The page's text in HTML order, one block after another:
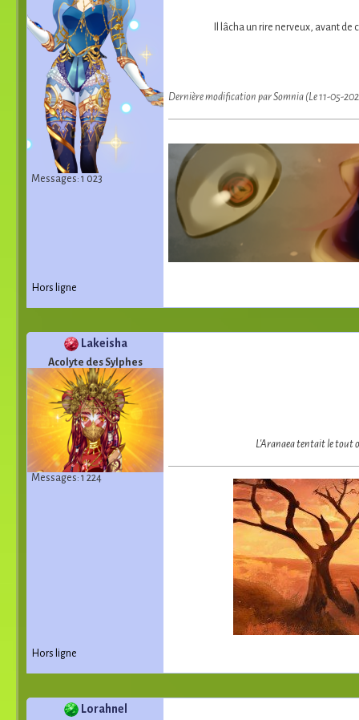
Messages: 1 023
Il lâcha un rire nerveux, avant
Dernière modification par Somnia (Le 11-05-
Hors ligne
Lakeisha
Acolyte des Sylphes
Messages: 1 224
L'Aranaea tentait le tout
Hors ligne
Lorahnel